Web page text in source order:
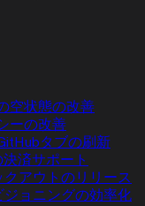
空状態の改善
ーの改善
タブの刷新
済サポート
アウトのリリース
ョニングの効率化